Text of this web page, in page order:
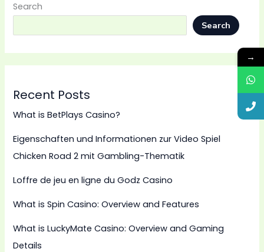
Search
Search
Recent Posts
What is BetPlays Casino?
Eigenschaften und Informationen zur Video Spiel
Chicken Road 2 mit Gambling-Thematik
Loffre de jeu en ligne du Godz Casino
What is Spin Casino: Overview and Features
What is LuckyMate Casino: Overview and Gaming
Details
→